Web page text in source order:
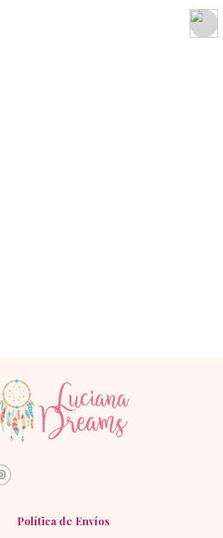
Política de Envíos